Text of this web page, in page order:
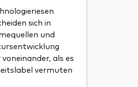
sich in
und
als es
vermuten